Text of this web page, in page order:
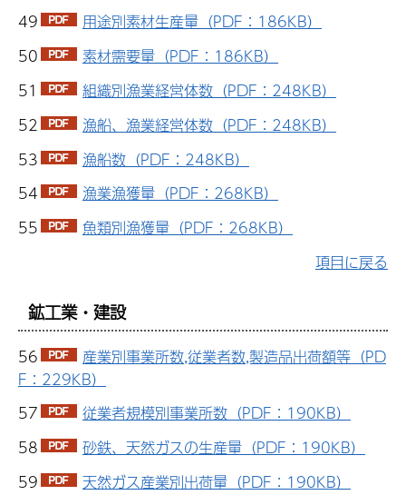
49
用途別素材生産量（PDF：186KB）
50
素材需要量（PDF：186KB）
51
組織別漁業経営体数（PDF：248KB）
52
漁船、漁業経営体数（PDF：248KB）
53
漁船数（PDF：248KB）
54
漁業漁獲量（PDF：268KB）
55
魚類別漁獲量（PDF：268KB）
項目に戻る
鉱工業・建設
56
産業別事業所数,従業者数,製造品出荷額等（PD
F：229KB）
57
従業者規模別事業所数（PDF：190KB）
58
砂鉄、天然ガスの生産量（PDF：190KB）
59
天然ガス産業別出荷量（PDF：190KB）